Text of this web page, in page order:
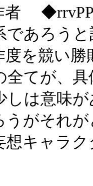
者
であろう
度を競い
全てが、
しは意味
うがそれ
想キャラ